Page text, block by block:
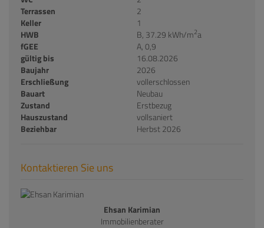
Terrassen
2
Keller
1
HWB
B, 37.29 kWh/m2a
fGEE
A, 0,9
gültig bis
16.08.2026
Baujahr
2026
Erschließung
vollerschlossen
Bauart
Neubau
Zustand
Erstbezug
Hauszustand
vollsaniert
Beziehbar
Herbst 2026
Kontaktieren Sie uns
Ehsan Karimian
Immobilienberater